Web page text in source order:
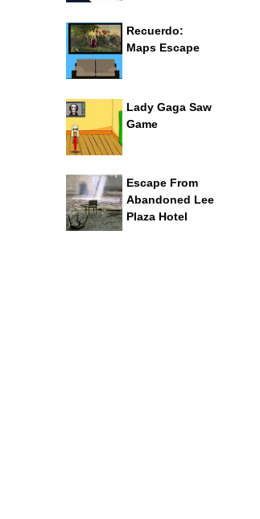
Recuerdo:
Maps Escape
Lady Gaga Saw
Game
Escape From
Abandoned Lee
Plaza Hotel